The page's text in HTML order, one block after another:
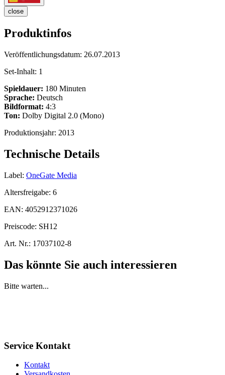
close
Produktinfos
Veröffentlichungsdatum: 26.07.2013
Set-Inhalt: 1
Spieldauer: 180 Minuten
Sprache: Deutsch
Bildformat: 4:3
Ton: Dolby Digital 2.0 (Mono)
Produktionsjahr: 2013
Technische Details
Label: OneGate Media
Altersfreigabe: 6
EAN: 4052912371026
Preiscode: SH12
Art. Nr.: 17037102-8
Das könnte Sie auch interessieren
Bitte warten...
Service Kontakt
Kontakt